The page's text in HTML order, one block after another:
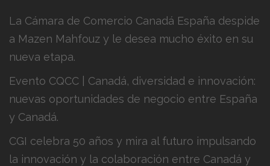
La Cámara de Comercio Canadá España despide
a Mazen Mahfouz y le desea mucho éxito en su
nueva etapa.
Evento CQCC | Canadá, diversidad e innovación:
nuevas oportunidades de negocio entre España
y Canadá.
CGI celebra 50 años y mira al futuro impulsando
la innovación y la colaboración entre Canadá y